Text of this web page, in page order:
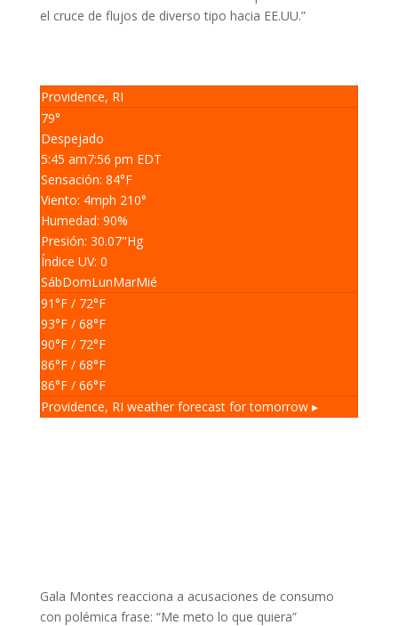
el cruce de flujos de diverso tipo hacia EE.UU.”
Providence, RI
79°
Despejado
5:45 am7:56 pm EDT
Sensación: 84°F
Viento: 4mph 210°
Humedad: 90%
Presión: 30.07"Hg
Índice UV: 0
SábDomLunMarMié
91°F/ 72°F
93°F/ 68°F
90°F/ 72°F
86°F/ 68°F
86°F/ 66°F
Providence, RI weather forecast for tomorrow ▸
Gala Montes reacciona a acusaciones de consumo
con polémica frase: “Me meto lo que quiera”